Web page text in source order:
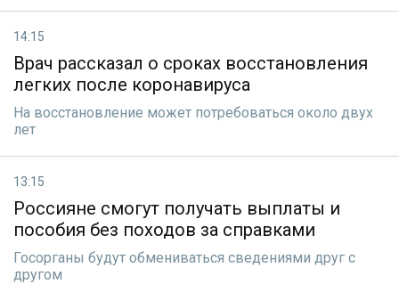
14:15
Врач рассказал о сроках восстановления
легких после коронавируса
На восстановление может потребоваться около двух
лет
13:15
Россияне смогут получать выплаты и
пособия без походов за справками
Госорганы будут обмениваться сведениями друг с
другом